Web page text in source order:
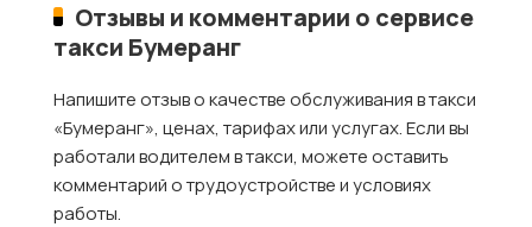
Отзывы и комментарии о сервисе
такси Бумеранг
Напишите отзыв о качестве обслуживания в такси
«Бумеранг», ценах, тарифах или услугах. Если вы
работали водителем в такси, можете оставить
комментарий о трудоустройстве и условиях
работы.